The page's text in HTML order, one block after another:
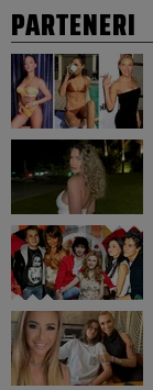
PARTENERI